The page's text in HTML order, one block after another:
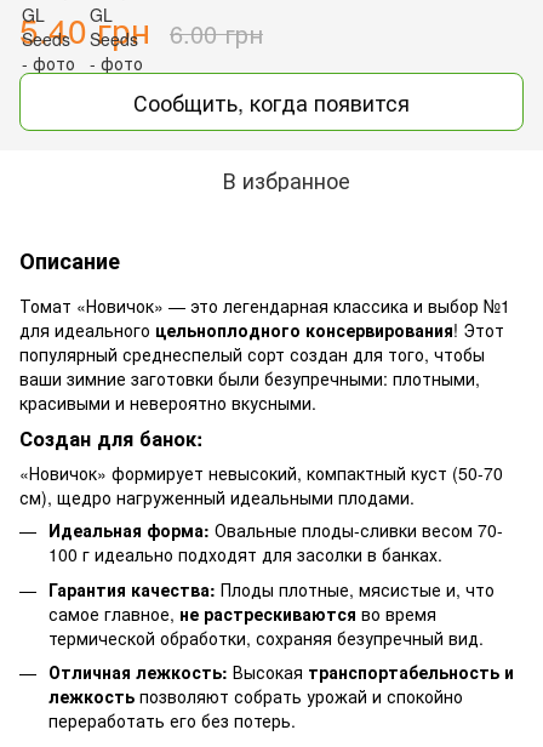
5.40 грн 6.00 грн
Сообщить, когда появится
В избранное
Описание
Томат «Новичок» — это легендарная классика и выбор №1
для идеального цельноплодного консервирования! Этот
популярный среднеспелый сорт создан для того, чтобы
ваши зимние заготовки были безупречными: плотными,
красивыми и невероятно вкусными.
Создан для банок:
«Новичок» формирует невысокий, компактный куст (50-70
см), щедро нагруженный идеальными плодами.
Идеальная форма: Овальные плоды-сливки весом 70-
100 г идеально подходят для засолки в банках.
Гарантия качества: Плоды плотные, мясистые и, что
самое главное, не растрескиваются во время
термической обработки, сохраняя безупречный вид.
Отличная лежкость: Высокая транспортабельность и
лежкость позволяют собрать урожай и спокойно
переработать его без потерь.